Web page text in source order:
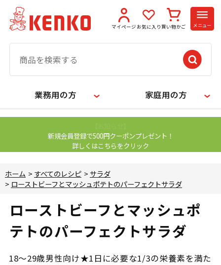
マイページ お気に入り 買い物かご メニュー
業務用の方 家庭用の方
新規会員登録で500円クーポンプレゼント！
詳しくはこちらをクリック
ホーム > すべてのレシピ > サラダ
> ローストビーフとマッシュポテトのパーフェクトサラダ
ローストビーフとマッシュポ
テトのパーフェクトサラダ
18～29歳男性向け★1日に必要な1/3の栄養素を満た